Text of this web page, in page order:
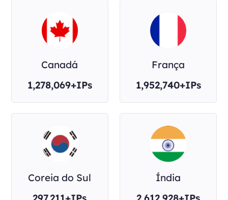
Canadá
1,278,069+IPs
França
1,952,740+IPs
Coreia do Sul
Índia